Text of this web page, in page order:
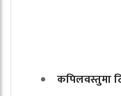
कपिलवस्तुमा